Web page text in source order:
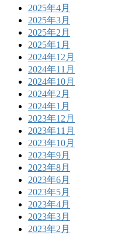
2025年4月
2025年3月
2025年2月
2025年1月
2024年12月
2024年11月
2024年10月
2024年2月
2024年1月
2023年12月
2023年11月
2023年10月
2023年9月
2023年8月
2023年6月
2023年5月
2023年4月
2023年3月
2023年2月